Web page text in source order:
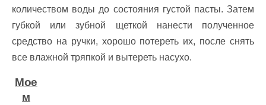
количеством воды до состояния густой пасты. Затем
губкой или зубной щеткой нанести полученное
средство на ручки, хорошо потереть их, после снять
все влажной тряпкой и вытереть насухо.
Мое
м